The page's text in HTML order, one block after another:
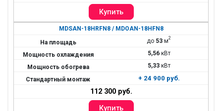
MDSAN-18HRFN8 / MDOAN-18HFN8
до 53 м2
5,56кВт
5,33кВт
+ 24 900 руб.
112 300 руб.